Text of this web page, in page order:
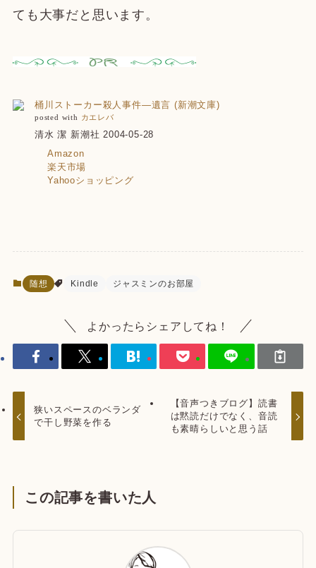
ても大事だと思います。
桶川ストーカー殺人事件―遺言 (新潮文庫)
posted with カエレバ
清水 潔 新潮社 2004-05-28
Amazon
楽天市場
Yahooショッピング
随想 Kindle ジャスミンのお部屋
よかったらシェアしてね！
狭いスペースのベランダ
で干し野菜を作る
【音声つきブログ】読書
は黙読だけでなく、音読
も素晴らしいと思う話
この記事を書いた人